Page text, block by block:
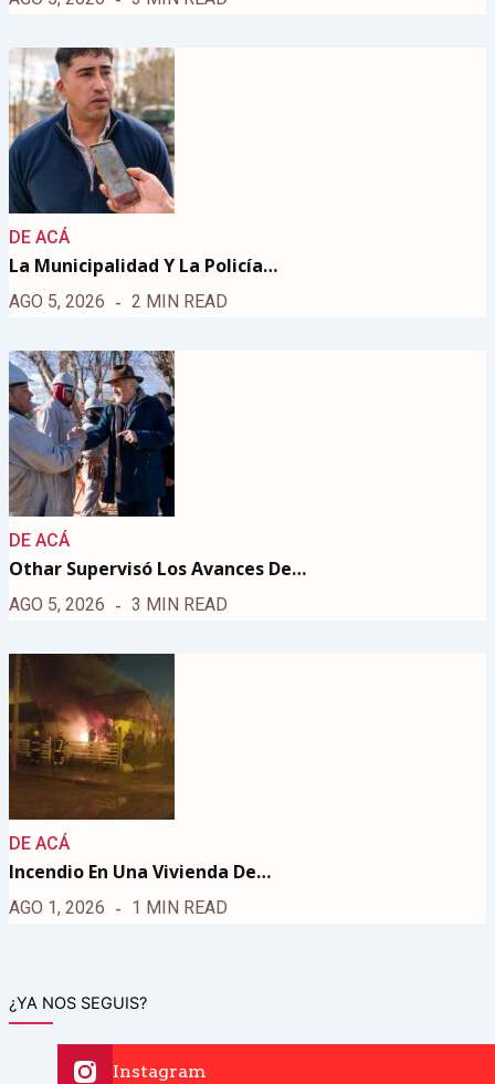
DE ACÁ
La Municipalidad Y La Policía…
AGO 5, 2026 2 MIN READ
DE ACÁ
Othar Supervisó Los Avances De…
AGO 5, 2026 3 MIN READ
DE ACÁ
Incendio En Una Vivienda De…
AGO 1, 2026 1 MIN READ
¿YA NOS SEGUIS?
Instagram